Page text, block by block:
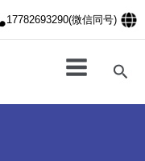
17782693290(微信同号)
搜
索